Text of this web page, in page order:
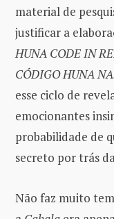
material de
justificar a
HUNA CODE IN
CÓDIGO HUNA
esse ciclo de
emocionantes
probabilidade de
secreto por trás
Não faz muito